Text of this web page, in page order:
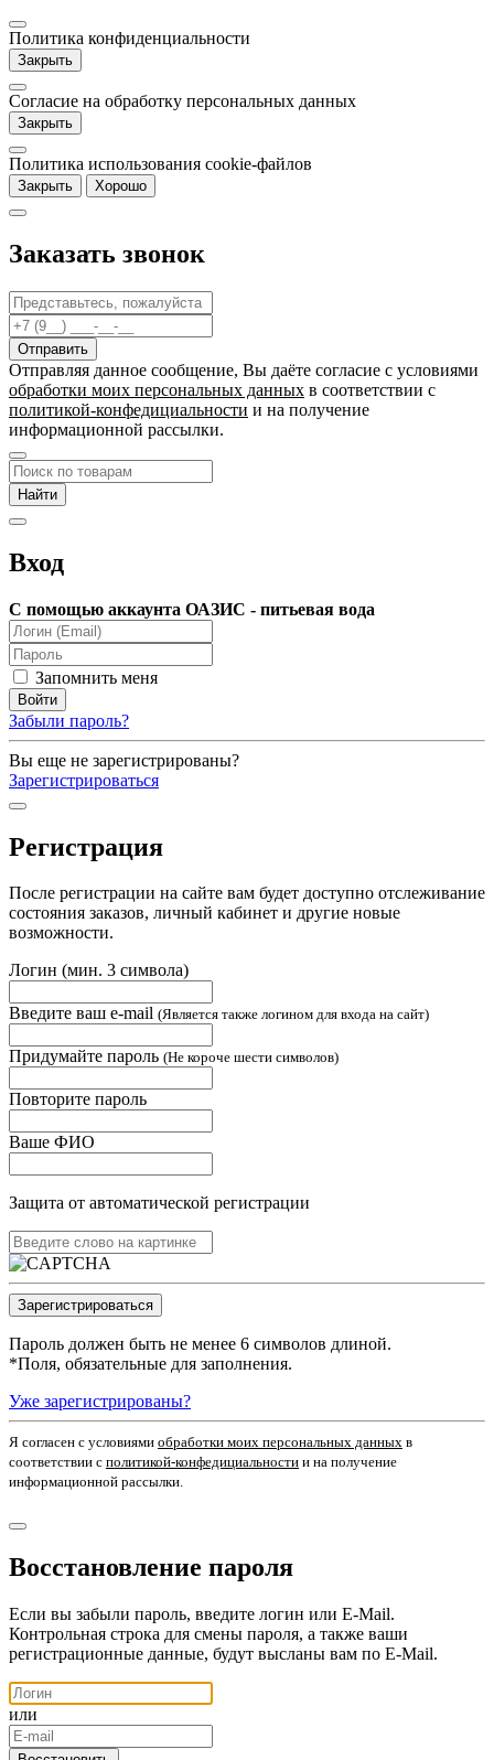
Политика конфиденциальности
Закрыть
Согласие на обработку персональных данных
Закрыть
Политика использования cookie-файлов
Закрыть Хорошо
Заказать звонок
Отправляя данное сообщение, Вы даёте согласие c условиями
обработки моих персональных данных в соответствии с
политикой-конфедициальности и на получение
информационной рассылки.
Вход
С помощью аккаунта ОАЗИС - питьевая вода
Запомнить меня
Забыли пароль?
Вы еще не зарегистрированы?
Зарегистрироваться
Регистрация
После регистрации на сайте вам будет доступно отслеживание
состояния заказов, личный кабинет и другие новые
возможности.
Логин (мин. 3 символа)
Введите ваш e-mail (Является также логином для входа на сайт)
Придумайте пароль (Не короче шести символов)
Повторите пароль
Ваше ФИО
Защита от автоматической регистрации
Пароль должен быть не менее 6 символов длиной.
*Поля, обязательные для заполнения.
Уже зарегистрированы?
Я согласен c условиями обработки моих персональных данных в
соответствии с политикой-конфедициальности и на получение
информационной рассылки.
Восстановление пароля
Если вы забыли пароль, введите логин или E-Mail.
Контрольная строка для смены пароля, а также ваши
регистрационные данные, будут высланы вам по E-Mail.
или